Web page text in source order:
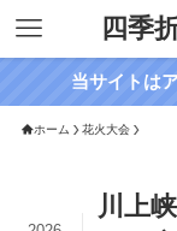
四季
当サイトは
ホーム 花火大会
川上